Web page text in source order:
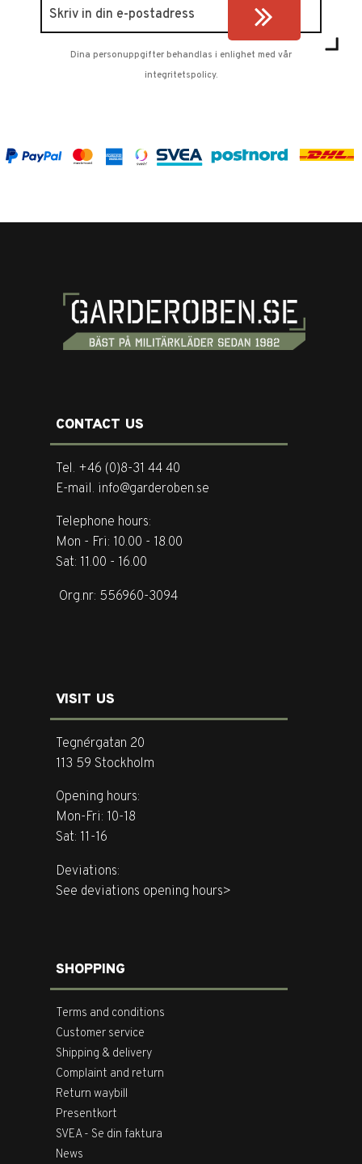
Dina personuppgifter behandlas i enlighet med vår
integritetspolicy.
CONTACT US
Tel. +46 (0)8-31 44 40
E-mail. info@garderoben.se
Telephone hours:
Mon - Fri: 10.00 - 18.00
Sat: 11.00 - 16.00
Org.nr: 556960-3094
VISIT US
Tegnérgatan 20
113 59 Stockholm
Opening hours:
Mon-Fri: 10-18
Sat: 11-16
Deviations:
See deviations opening hours>
SHOPPING
Terms and conditions
Customer service
Shipping & delivery
Complaint and return
Return waybill
Presentkort
SVEA - Se din faktura
News